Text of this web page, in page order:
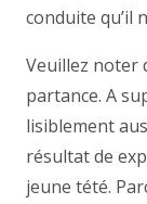
conduite qu’il
Veuillez noter
partance. A
lisiblement
résultat de
jeune tété.